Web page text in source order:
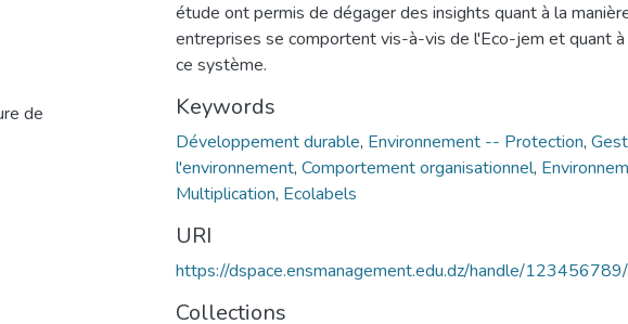
de
étude ont permis de dégager des insights quant à la
entreprises se comportent vis-à-vis de l'Eco-jem et quant à
ce système.
Keywords
Développement durable, Environnement -- Protection,
l'environnement, Comportement organisationnel,
Multiplication, Ecolabels
URI
https://dspace.ensmanagement.edu.dz/handle/
Collections